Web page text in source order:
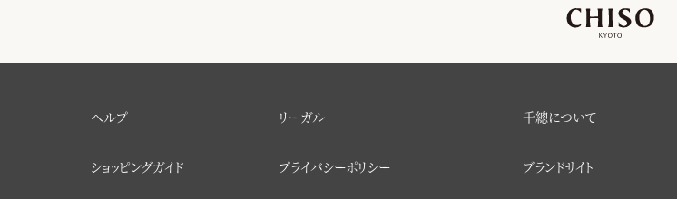
ヘルプ
ショッピングガイド
リーガル
プライバシーポリシー
千總について
ブランドサイト